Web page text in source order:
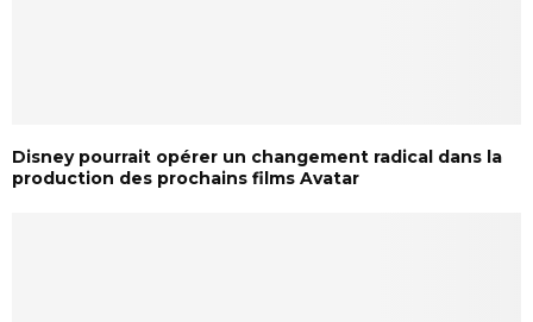
Disney pourrait opérer un changement radical dans la
production des prochains films Avatar